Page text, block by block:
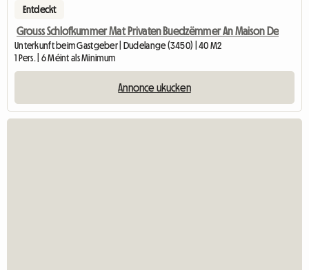
Entdeckt
Grouss Schlofkummer Mat Privaten Buedzëmmer An Maison De
Unterkunft beim Gastgeber | Dudelange (3450) | 40 M2
1 Pers. | 6 Méint als Minimum
Annonce ukucken